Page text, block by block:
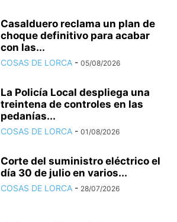
Casalduero reclama un plan de
choque definitivo para acabar
con las...
COSAS DE LORCA - 05/08/2026
La Policía Local despliega una
treintena de controles en las
pedanías...
COSAS DE LORCA - 01/08/2026
Corte del suministro eléctrico el
día 30 de julio en varios...
COSAS DE LORCA - 28/07/2026